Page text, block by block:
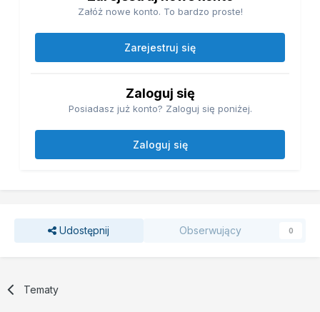
Załóż nowe konto. To bardzo proste!
Zarejestruj się
Zaloguj się
Posiadasz już konto? Zaloguj się poniżej.
Zaloguj się
Udostępnij Obserwujący 0
Tematy